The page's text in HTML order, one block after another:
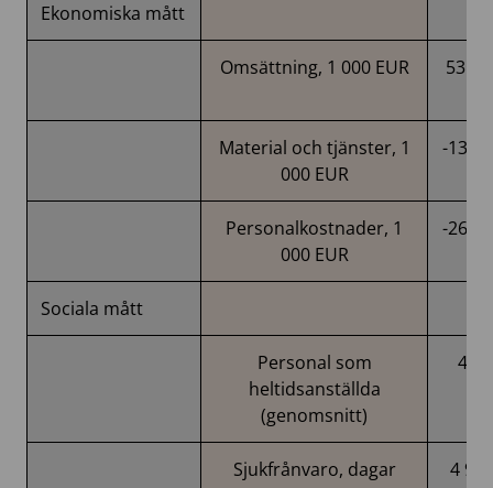
Ekonomiska mått
Omsättning, 1 000 EUR 53
Material och tjänster, 1
000 EUR
-13
Personalkostnader, 1
000 EUR
-26
Sociala mått
Personal som
heltidsanställda
(genomsnitt)
435
Sjukfrånvaro, dagar 4 983